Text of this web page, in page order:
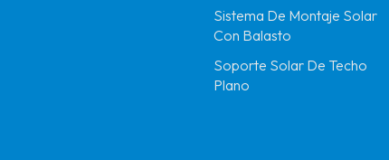
Sistema De Montaje Solar
Con Balasto
Soporte Solar De Techo
Plano